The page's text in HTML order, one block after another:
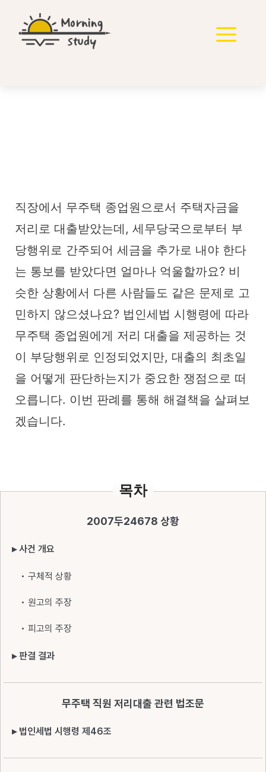
메
직장에서 무주택 종업원으로서 주택자금을
저리로 대출받았는데, 세무당국으로부터 부
당행위로 간주되어 세금을 추가로 내야 한다
는 통보를 받았다면 얼마나 억울할까요? 비
슷한 상황에서 다른 사람들도 같은 문제로 고
민하지 않으셨나요? 법인세법 시행령에 따라
무주택 종업원에게 저리 대출을 제공하는 것
이 부당행위로 인정되었지만, 대출의 최초일
을 어떻게 판단하는지가 중요한 쟁점으로 떠
오릅니다. 이번 판례를 통해 해결책을 살펴보
겠습니다.
목차
2007두24678 상황
▸ 사건 개요
• 구체적 상황
• 원고의 주장
• 피고의 주장
▸ 판결 결과
무주택 직원 저리대출 관련 법조문
▸ 법인세법 시행령 제46조